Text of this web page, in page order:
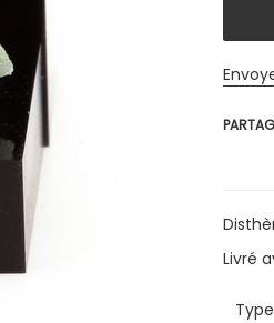
Livré